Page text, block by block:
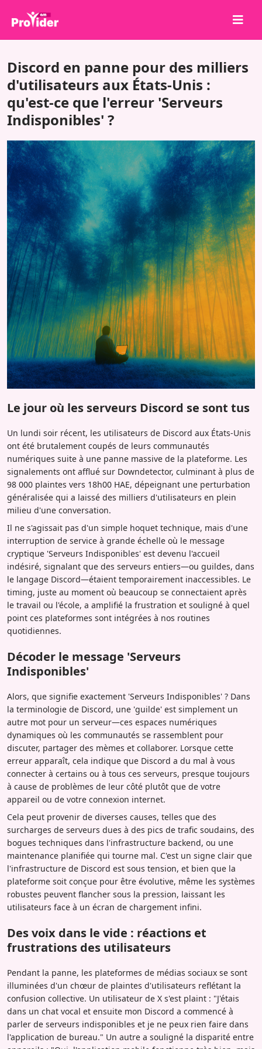
À propos de nous
Se connecter
S'inscrire
Services
API
Conditions
Blog
Discord en panne pour des milliers
d'utilisateurs aux États-Unis :
qu'est-ce que l'erreur 'Serveurs
Indisponibles' ?
Le jour où les serveurs Discord se sont tus
Un lundi soir récent, les utilisateurs de Discord aux États-Unis
ont été brutalement coupés de leurs communautés
numériques suite à une panne massive de la plateforme. Les
signalements ont afflué sur Downdetector, culminant à plus de
98 000 plaintes vers 18h00 HAE, dépeignant une perturbation
généralisée qui a laissé des milliers d'utilisateurs en plein
milieu d'une conversation.
Il ne s'agissait pas d'un simple hoquet technique, mais d'une
interruption de service à grande échelle où le message
cryptique 'Serveurs Indisponibles' est devenu l'accueil
indésiré, signalant que des serveurs entiers—ou guildes, dans
le langage Discord—étaient temporairement inaccessibles. Le
timing, juste au moment où beaucoup se connectaient après
le travail ou l'école, a amplifié la frustration et souligné à quel
point ces plateformes sont intégrées à nos routines
quotidiennes.
Décoder le message 'Serveurs
Indisponibles'
Alors, que signifie exactement 'Serveurs Indisponibles' ? Dans
la terminologie de Discord, une 'guilde' est simplement un
autre mot pour un serveur—ces espaces numériques
dynamiques où les communautés se rassemblent pour
discuter, partager des mèmes et collaborer. Lorsque cette
erreur apparaît, cela indique que Discord a du mal à vous
connecter à certains ou à tous ces serveurs, presque toujours
à cause de problèmes de leur côté plutôt que de votre
appareil ou de votre connexion internet.
Cela peut provenir de diverses causes, telles que des
surcharges de serveurs dues à des pics de trafic soudains, des
bogues techniques dans l'infrastructure backend, ou une
maintenance planifiée qui tourne mal. C'est un signe clair que
l'infrastructure de Discord est sous tension, et bien que la
plateforme soit conçue pour être évolutive, même les systèmes
robustes peuvent flancher sous la pression, laissant les
utilisateurs face à un écran de chargement infini.
Des voix dans le vide : réactions et
frustrations des utilisateurs
Pendant la panne, les plateformes de médias sociaux se sont
illuminées d'un chœur de plaintes d'utilisateurs reflétant la
confusion collective. Un utilisateur de X s'est plaint : "J'étais
dans un chat vocal et ensuite mon Discord a commencé à
parler de serveurs indisponibles et je ne peux rien faire dans
l'application de bureau." Un autre a souligné la disparité entre